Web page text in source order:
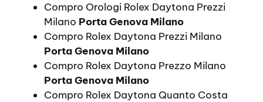
Compro Orologi Rolex Daytona Prezzi
Milano Porta Genova Milano
Compro Rolex Daytona Prezzi Milano
Porta Genova Milano
Compro Rolex Daytona Prezzo Milano
Porta Genova Milano
Compro Rolex Daytona Quanto Costa